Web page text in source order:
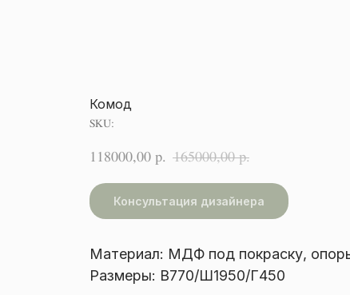
Комод
SKU:
118000,00 р. 165000,00 р.
Консультация дизайнера
Материал: МДФ под покраску,
Размеры: В770/Ш1950/Г450